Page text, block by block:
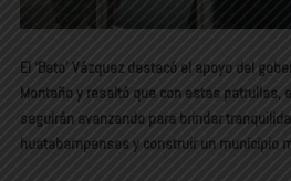
El ‘Beto’ Vázquez destacó el apoyo del
Montaño y resaltó que con estas patrullas,
seguirán avanzando para brindar
huatabampenses y construir un municipio